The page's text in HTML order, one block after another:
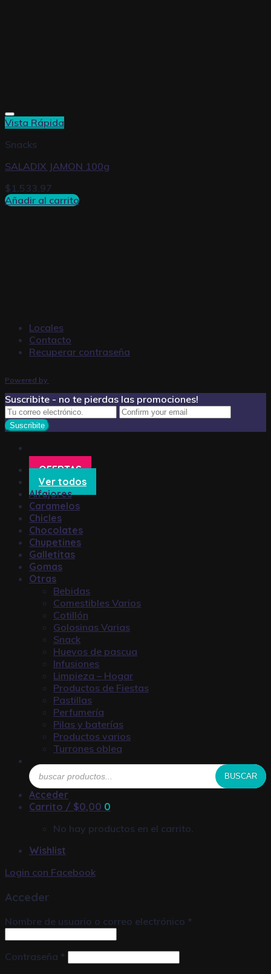
Vista Rápida
Snacks
SALADIX JAMON 100g
$ 1.533,97
Añadir al carrito
Locales
Contacto
Recuperar contraseña
Powered by
Suscribite - no te pierdas las promociones!
OFERTAS
Ver todos
Alfajores
Caramelos
Chicles
Chocolates
Chupetines
Galletitas
Gomas
Otras
Bebidas
Comestibles Varios
Cotillón
Golosinas Varias
Snack
Huevos de pascua
Infusiones
Limpieza – Hogar
Productos de Fiestas
Pastillas
Perfumería
Pilas y baterías
Productos varios
Turrones oblea
Búsqueda
de
productos
BUSCAR
Acceder
Carrito / $0,00 0
No hay productos en el carrito.
Wishlist
Login con Facebook
Acceder
Nombre de usuario o correo electrónico *
Contraseña *